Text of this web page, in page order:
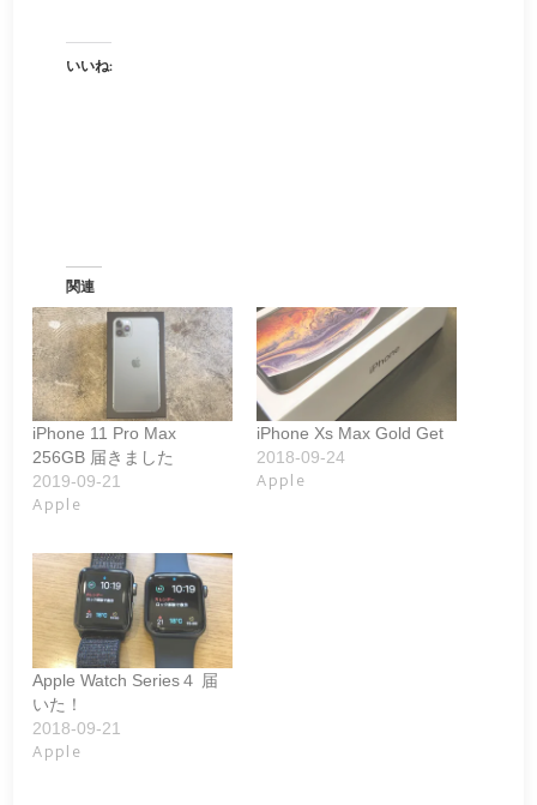
いいね:
関連
iPhone 11 Pro Max
256GB 届きました
2019-09-21
Apple
iPhone Xs Max Gold Get
2018-09-24
Apple
Apple Watch Series４ 届
いた！
2018-09-21
Apple